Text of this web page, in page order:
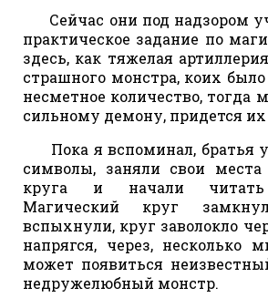
Сейчас они под надзором
практическое задание по
здесь, как тяжелая
страшного монстра, коих
несметное количество, тогда
сильному демону, придется их
Пока я вспоминал, братья
символы, заняли свои
круга и начали читать
Магический круг
вспыхнули, круг заволокло
напрягся, через, несколько
может появиться
недружелюбный монстр.